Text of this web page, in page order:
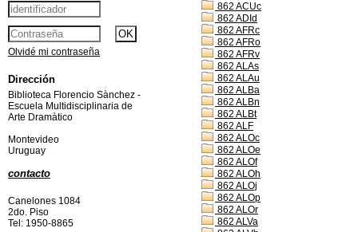
862 ACUc
862 ADId
862 AFRc
862 AFRo
862 AFRv
862 ALAs
862 ALAu
862 ALBa
862 ALBn
862 ALBt
862 ALF
862 ALOc
862 ALOe
862 ALOf
862 ALOh
862 ALOj
862 ALOp
862 ALOr
862 ALVa
Olvidé mi contraseña
Dirección
Biblioteca Florencio Sànchez -
Escuela Multidisciplinaria de
Arte Dramàtico
Montevideo
Uruguay
contacto
Canelones 1084
2do. Piso
Tel: 1950-8865